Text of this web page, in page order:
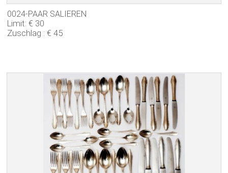
0024-PAAR SALIEREN
Limit: € 30
Zuschlag : € 45